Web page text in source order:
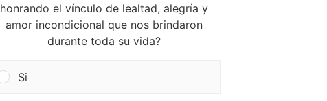
honrando el vínculo de lealtad, alegría y
amor incondicional que nos brindaron
durante toda su vida?
Si